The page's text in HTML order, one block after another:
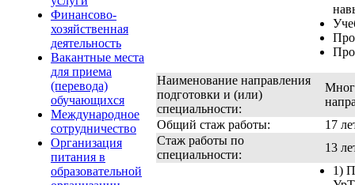
Финансово-
хозяйственная
деятельность
Вакантные места
для приема
(перевода)
обучающихся
Международное
сотрудничество
Организация
питания в
образовательной
Наименование направления
подготовки и (или)
специальности:
Общий стаж работы:
17
Стаж работы по
специальности:
13
1)